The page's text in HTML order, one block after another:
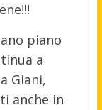
piano
a
Giani,
anche in